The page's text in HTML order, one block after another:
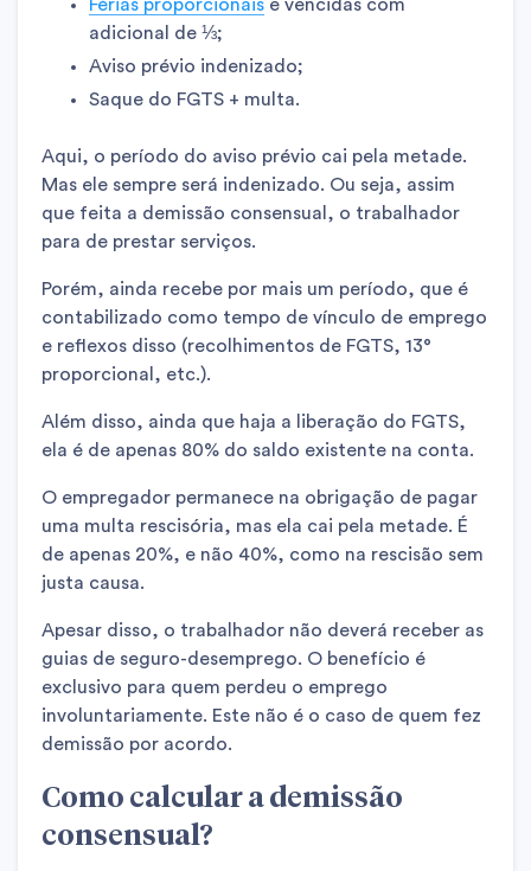
Férias proporcionais e vencidas com
adicional de ⅓;
Aviso prévio indenizado;
Saque do FGTS + multa.
Aqui, o período do aviso prévio cai pela metade.
Mas ele sempre será indenizado. Ou seja, assim
que feita a demissão consensual, o trabalhador
para de prestar serviços.
Porém, ainda recebe por mais um período, que é
contabilizado como tempo de vínculo de emprego
e reflexos disso (recolhimentos de FGTS, 13°
proporcional, etc.).
Além disso, ainda que haja a liberação do FGTS,
ela é de apenas 80% do saldo existente na conta.
O empregador permanece na obrigação de pagar
uma multa rescisória, mas ela cai pela metade. É
de apenas 20%, e não 40%, como na rescisão sem
justa causa.
Apesar disso, o trabalhador não deverá receber as
guias de seguro-desemprego. O benefício é
exclusivo para quem perdeu o emprego
involuntariamente. Este não é o caso de quem fez
demissão por acordo.
Como calcular a demissão
consensual?